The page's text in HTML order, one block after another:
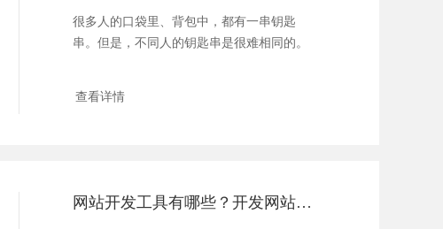
很多人的口袋里、背包中，都有一串钥匙
串。但是，不同人的钥匙串是很难相同的。
查看详情
网站开发工具有哪些？开发网站能赚多少钱